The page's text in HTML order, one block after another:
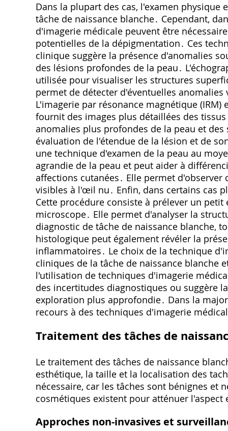
Dans la plupart des cas, l'examen
tâche de naissance blanche․ Cependant,
d'imagerie médicale peuvent être
potentielles de la dépigmentation․ Ces
clinique suggère la présence d'anomalies
des lésions profondes de la peau․
utilisée pour visualiser les structures
permet de détecter d'éventuelles anomalies
L'imagerie par résonance magnétique
fournit des images plus détaillées des
anomalies plus profondes de la peau et
évaluation de l'étendue de la lésion et de
une technique d'examen de la peau au
agrandie de la peau et peut aider à
affections cutanées․ Elle permet
visibles à l'œil nu․ Enfin, dans certains cas
Cette procédure consiste à prélever un
microscope․ Elle permet d'analyser la
diagnostic de tâche de naissance blanche,
histologique peut également révéler la
inflammatoires․ Le choix de la technique
cliniques de la tâche de naissance blanche
l'utilisation de techniques d'imagerie
des incertitudes diagnostiques ou suggère
exploration plus approfondie․ Dans la
recours à des techniques d'imagerie
Traitement des tâches de
Le traitement des tâches de naissance
esthétique, la taille et la localisation des
nécessaire, car les tâches sont bénignes et
cosmétiques existent pour atténuer l'aspect
Approches non-invasives et